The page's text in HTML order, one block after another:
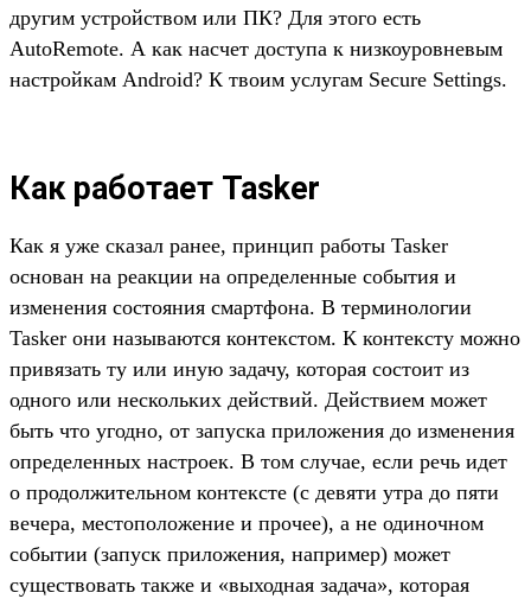
другим устройством или ПК? Для этого есть
AutoRemote. А как насчет доступа к низкоуровневым
настройкам Android? К твоим услугам Secure Settings.
Как работает Tasker
Как я уже сказал ранее, принцип работы Tasker
основан на реакции на определенные события и
изменения состояния смартфона. В терминологии
Tasker они называются контекстом. К контексту можно
привязать ту или иную задачу, которая состоит из
одного или нескольких действий. Действием может
быть что угодно, от запуска приложения до изменения
определенных настроек. В том случае, если речь идет
о продолжительном контексте (с девяти утра до пяти
вечера, местоположение и прочее), а не одиночном
событии (запуск приложения, например) может
существовать также и «выходная задача», которая